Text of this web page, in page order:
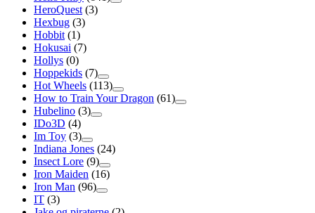
HeroQuest (3)
Hexbug (3)
Hobbit (1)
Hokusai (7)
Hollys (0)
Hoppekids (7)
Hot Wheels (113)
How to Train Your Dragon (61)
Hubelino (3)
IDo3D (4)
Im Toy (3)
Indiana Jones (24)
Insect Lore (9)
Iron Maiden (16)
Iron Man (96)
IT (3)